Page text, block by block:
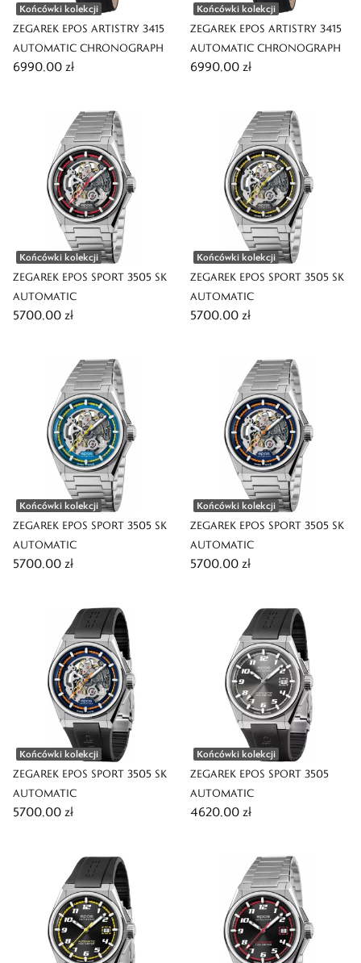
Końcówki kolekcji
ZEGAREK EPOS ARTISTRY 3415
AUTOMATIC CHRONOGRAPH
6990,00 zł
Końcówki kolekcji
ZEGAREK EPOS ARTISTRY 3415
AUTOMATIC CHRONOGRAPH
6990,00 zł
Końcówki kolekcji
ZEGAREK EPOS SPORT 3505 SK
AUTOMATIC
5700,00 zł
Końcówki kolekcji
ZEGAREK EPOS SPORT 3505 SK
AUTOMATIC
5700,00 zł
Końcówki kolekcji
ZEGAREK EPOS SPORT 3505 SK
AUTOMATIC
5700,00 zł
Końcówki kolekcji
ZEGAREK EPOS SPORT 3505 SK
AUTOMATIC
5700,00 zł
Końcówki kolekcji
ZEGAREK EPOS SPORT 3505 SK
AUTOMATIC
5700,00 zł
Końcówki kolekcji
ZEGAREK EPOS SPORT 3505
AUTOMATIC
4620,00 zł